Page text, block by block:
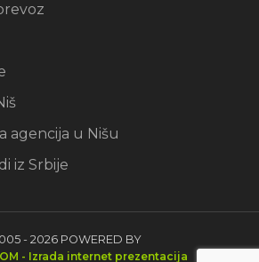
agencija u Nišu
iz Srbije
- 2026 POWERED BY
- Izrada internet prezentacija